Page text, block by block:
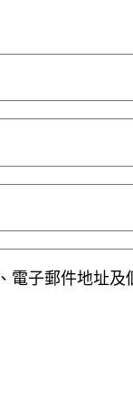
電子郵件地址及